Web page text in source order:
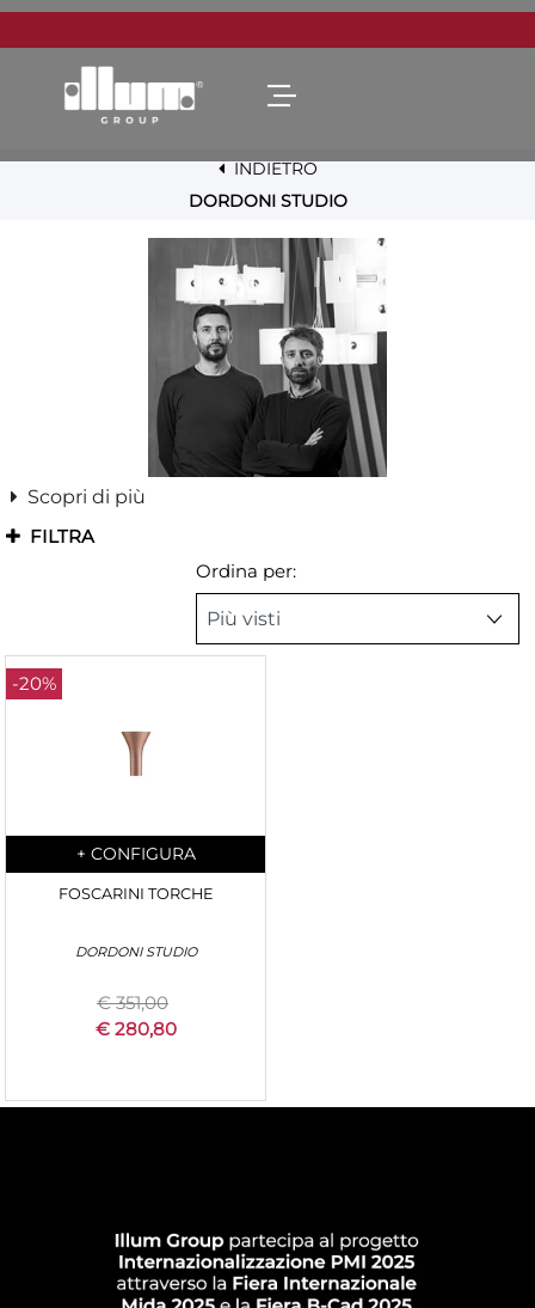
Open menu
INDIETRO
DORDONI STUDIO
Scopri di più
FILTRA
Ordina per:
-20%
Quantità
+ CONFIGURA
FOSCARINI TORCHE
DORDONI STUDIO
€ 351,00
€ 280,80